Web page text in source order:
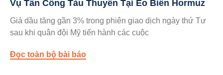
Vụ Tấn Công Tàu Thuyền Tại Eo Biển Hormuz
Giá dầu tăng gần 3% trong phiên giao dịch ngày thứ Tư
sau khi quân đội Mỹ tiến hành các cuộc
Đọc toàn bộ bài báo